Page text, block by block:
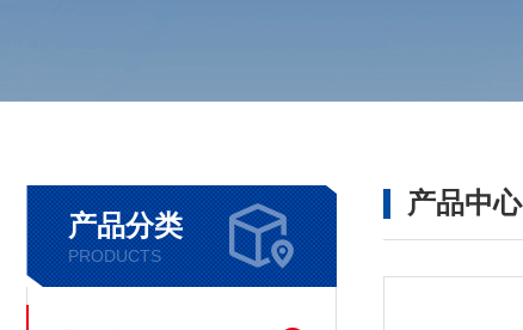
产品分类
PRODUCTS
产品中心